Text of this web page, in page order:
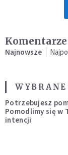
Najnowsze
Potrzebujesz
Pomodlimy się w
intencji